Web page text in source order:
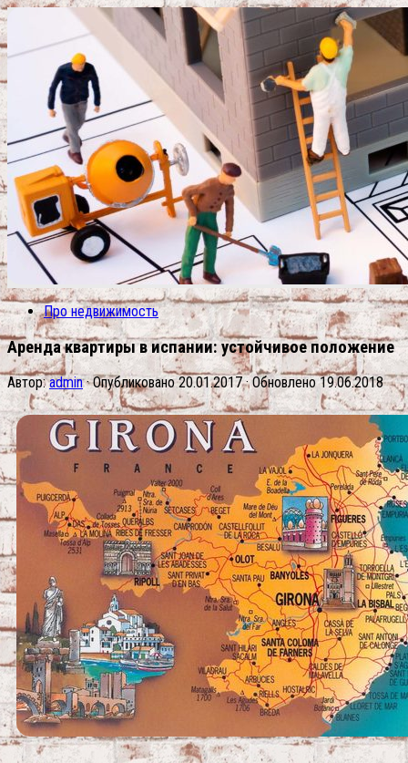
Про недвижимость
Аренда квартиры в испании: устойчивое положение
Автор:admin · Опубликовано20.01.2017· Обновлено19.06.2018